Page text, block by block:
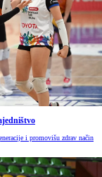
i promovišu zdrav način